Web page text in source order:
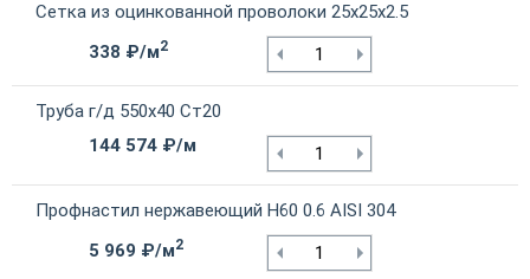
Сетка из оцинкованной проволоки 25х25х2.5
338 ₽/м2
Труба г/д 550х40 Ст20
144 574 ₽/м
Профнастил нержавеющий Н60 0.6 AISI 304
5 969 ₽/м2